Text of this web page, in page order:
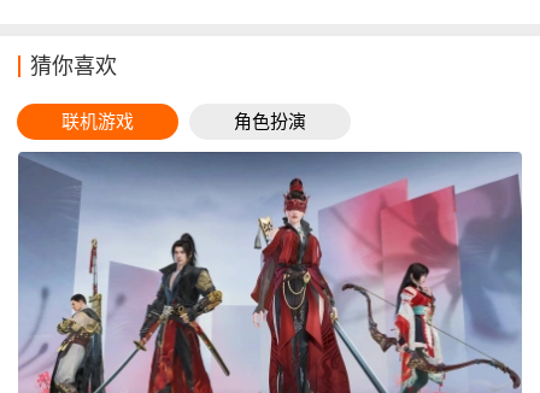
猜你喜欢
联机游戏 角色扮演